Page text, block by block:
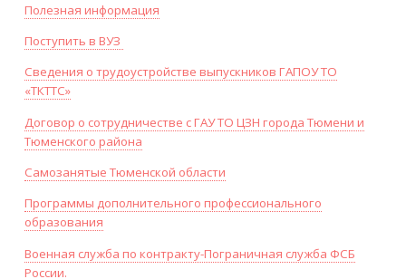
Полезная информация
Поступить в ВУЗ
Сведения о трудоустройстве выпускников ГАПОУ ТО
«ТКТТС»
Договор о сотрудничестве с ГАУ ТО ЦЗН города Тюмени и
Тюменского района
Самозанятые Тюменской области
Программы дополнительного профессионального
образования
Военная служба по контракту-Пограничная служба ФСБ
России.